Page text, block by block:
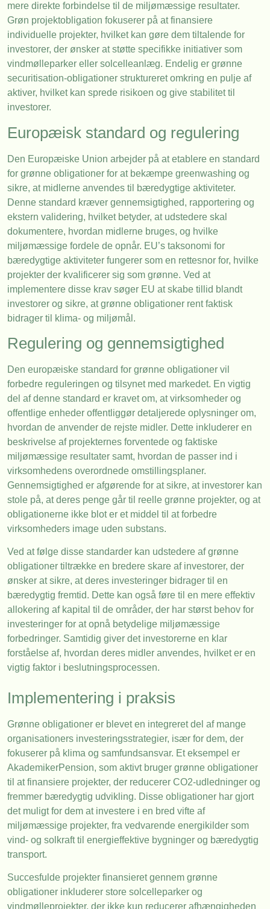
mere direkte forbindelse til de miljømæssige resultater.
Grøn projektobligation fokuserer på at finansiere
individuelle projekter, hvilket kan gøre dem tiltalende for
investorer, der ønsker at støtte specifikke initiativer som
vindmølleparker eller solcelleanlæg. Endelig er grønne
securitisation-obligationer struktureret omkring en pulje af
aktiver, hvilket kan sprede risikoen og give stabilitet til
investorer.
Europæisk standard og regulering
Den Europæiske Union arbejder på at etablere en standard
for grønne obligationer for at bekæmpe greenwashing og
sikre, at midlerne anvendes til bæredygtige aktiviteter.
Denne standard kræver gennemsigtighed, rapportering og
ekstern validering, hvilket betyder, at udstedere skal
dokumentere, hvordan midlerne bruges, og hvilke
miljømæssige fordele de opnår. EU’s taksonomi for
bæredygtige aktiviteter fungerer som en rettesnor for, hvilke
projekter der kvalificerer sig som grønne. Ved at
implementere disse krav søger EU at skabe tillid blandt
investorer og sikre, at grønne obligationer rent faktisk
bidrager til klima- og miljømål.
Regulering og gennemsigtighed
Den europæiske standard for grønne obligationer vil
forbedre reguleringen og tilsynet med markedet. En vigtig
del af denne standard er kravet om, at virksomheder og
offentlige enheder offentliggør detaljerede oplysninger om,
hvordan de anvender de rejste midler. Dette inkluderer en
beskrivelse af projekternes forventede og faktiske
miljømæssige resultater samt, hvordan de passer ind i
virksomhedens overordnede omstillingsplaner.
Gennemsigtighed er afgørende for at sikre, at investorer kan
stole på, at deres penge går til reelle grønne projekter, og at
obligationerne ikke blot er et middel til at forbedre
virksomheders image uden substans.
Ved at følge disse standarder kan udstedere af grønne
obligationer tiltrække en bredere skare af investorer, der
ønsker at sikre, at deres investeringer bidrager til en
bæredygtig fremtid. Dette kan også føre til en mere effektiv
allokering af kapital til de områder, der har størst behov for
investeringer for at opnå betydelige miljømæssige
forbedringer. Samtidig giver det investorerne en klar
forståelse af, hvordan deres midler anvendes, hvilket er en
vigtig faktor i beslutningsprocessen.
Implementering i praksis
Grønne obligationer er blevet en integreret del af mange
organisationers investeringsstrategier, især for dem, der
fokuserer på klima og samfundsansvar. Et eksempel er
AkademikerPension, som aktivt bruger grønne obligationer
til at finansiere projekter, der reducerer CO2-udledninger og
fremmer bæredygtig udvikling. Disse obligationer har gjort
det muligt for dem at investere i en bred vifte af
miljømæssige projekter, fra vedvarende energikilder som
vind- og solkraft til energieffektive bygninger og bæredygtig
transport.
Succesfulde projekter finansieret gennem grønne
obligationer inkluderer store solcelleparker og
vindmølleprojekter, der ikke kun reducerer afhængigheden